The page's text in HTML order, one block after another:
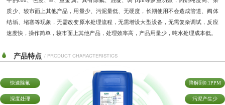
质少、较市面上其他产品，用量少、污泥量低、无硬度，长期使用不会造成管道、阀体
结垢、堵塞等现象 ，无需改变原水处理流程，无需增设大型设备，无需复杂调试，反应
速度快，操作简单 ，较市面上其他产品，处理效率高，产品用量少，吨水处理成本低。
产品特点 / PRODUCT CHARACTERISTICS
快速除氟 降解到0.1PPM
深度处理 污泥产生少